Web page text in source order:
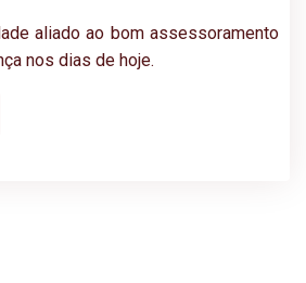
aliado ao bom assessoramento
nos dias de hoje.